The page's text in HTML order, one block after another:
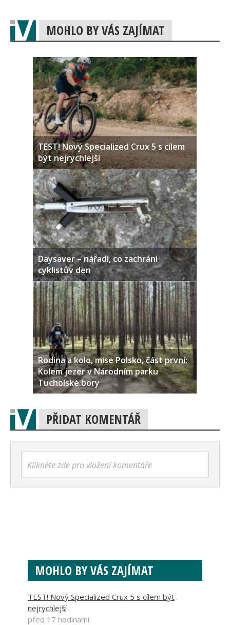
MOHLO BY VÁS ZAJÍMAT
TEST! Nový Specialized Crux 5 s cílem
být nejrychlejší
Daysaver – nářadí, co zachrání
cyklistův den
Rodina a kolo, mise Polsko, část první:
Kolem jezer v Národním parku
Tucholské bory
PŘIDAT KOMENTÁŘ
Klikněte zde pro vložení komentáře
MOHLO BY VÁS ZAJÍMAT
TEST! Nový Specialized Crux 5 s cílem být
nejrychlejší
před 17 hodinami